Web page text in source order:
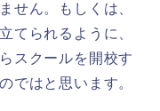
せん。もしくは、
てられるように、
スクールを開校す
ではと思います。